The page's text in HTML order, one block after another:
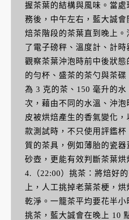
握茶葉的結構與風味。當
務後，中午左右，藍大誠會
焙茶階段的茶葉直到晚上
了電子磅秤、溫度計、計時
觀察茶葉沖泡時前中後狀態
的勻杯、盛茶的茶勺與茶碟
為 3 克的茶、150 毫升的水
次，藉由不同的水溫、沖
皮被烘焙產生的香氣變化，
款測試時，不只使用評鑑
質的茶具，例如薄胎的瓷
砂壺，更能有效判斷茶葉烘
4.（22:00）挑茶：將焙好
上，人工挑掉老葉茶梗，
乾淨。一籠茶平均要花半小
挑茶，藍大誠會在晚上 10